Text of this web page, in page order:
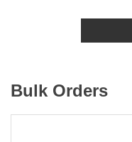
Bulk Orders